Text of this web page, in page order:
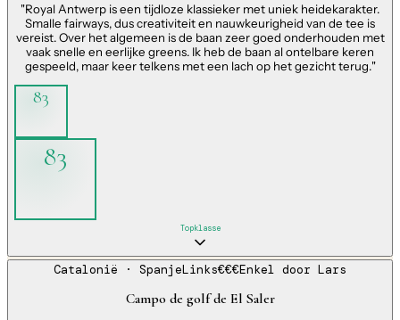
"Royal Antwerp is een tijdloze klassieker met uniek heidekarakter.
Smalle fairways, dus creativiteit en nauwkeurigheid van de tee is
vereist. Over het algemeen is de baan zeer goed onderhouden met
vaak snelle en eerlijke greens. Ik heb de baan al ontelbare keren
gespeeld, maar keer telkens met een lach op het gezicht terug."
83
83
Topklasse
Catalonië · SpanjeLinks€€€Enkel door Lars
Campo de golf de El Saler